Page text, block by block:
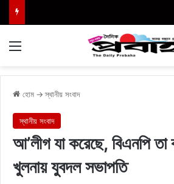
হোম → স্থানীয় সংবাদ
স্থানীয় সংবাদ
আ’লীগ যা করেছে, বিএনপি তা
খুলনায় যুবদল সভাপতি